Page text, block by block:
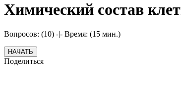
Химический состав
Вопросов: (10) -|- Время: (15 мин.)
НАЧАТЬ
Поделиться